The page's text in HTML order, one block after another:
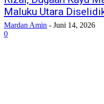
Maluku Utara
Mardan Amin - Juni 14, 2026
0